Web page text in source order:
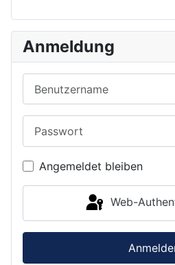
Anmeldung
Angemeldet bleiben
Web-